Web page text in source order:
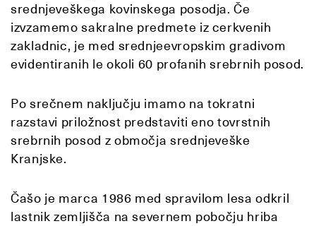
srednjeveškega kovinskega posodja. Če
izvzamemo sakralne predmete iz cerkvenih
zakladnic, je med srednjeevropskim gradivom
evidentiranih le okoli 60 profanih srebrnih posod.
Po srečnem naključju imamo na tokratni
razstavi priložnost predstaviti eno tovrstnih
srebrnih posod z območja srednjeveške
Kranjske.
Čašo je marca 1986 med spravilom lesa odkril
lastnik zemljišča na severnem pobočju hriba